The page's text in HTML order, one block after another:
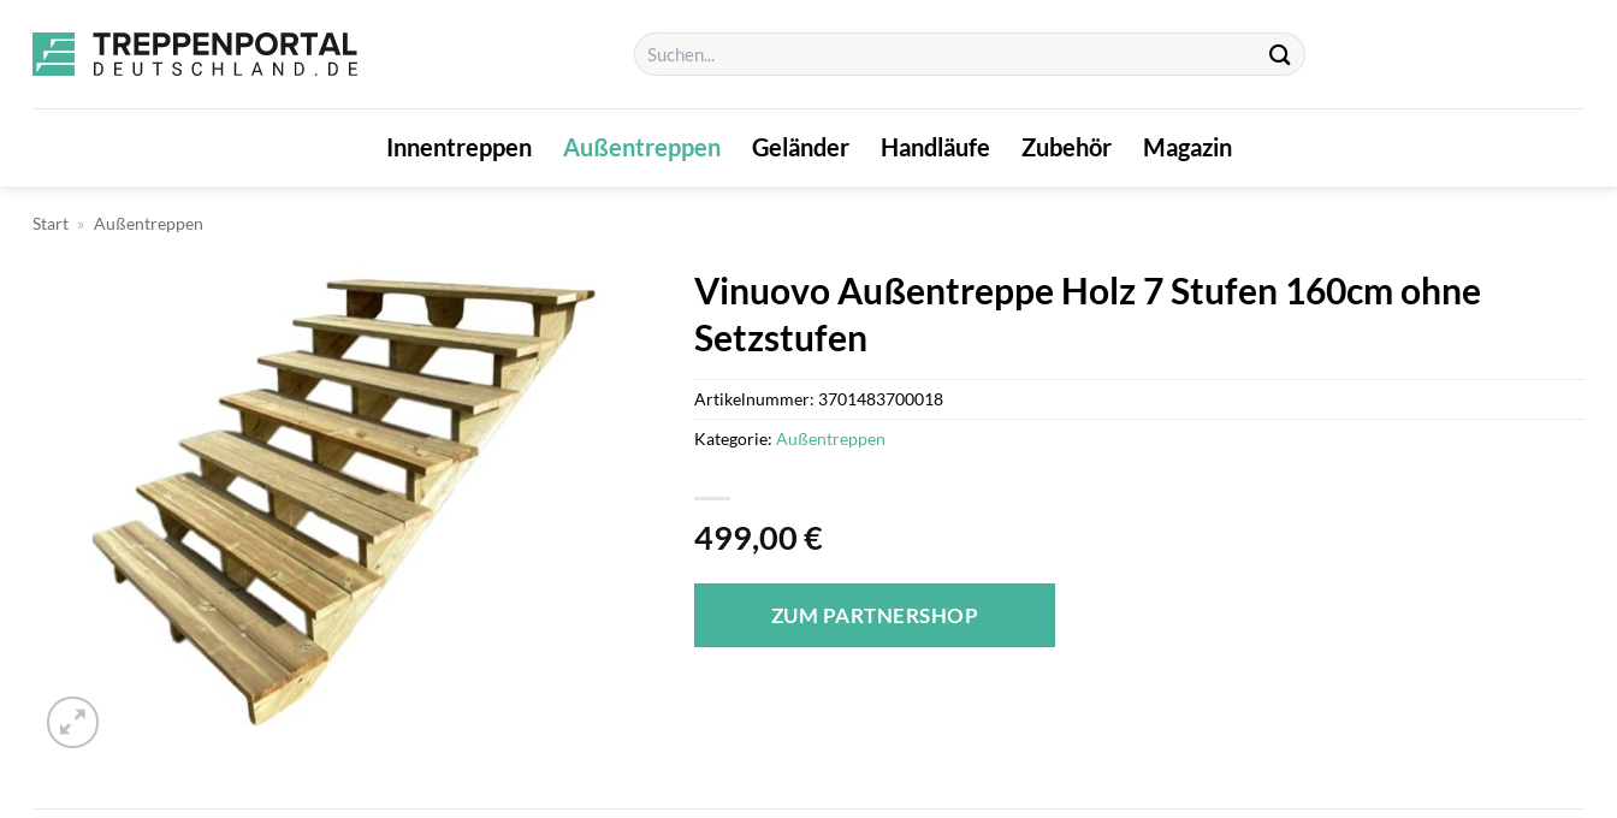
Inhalt
springen
Suchen
nach:
Innentreppen Außentreppen Geländer Handläufe Zubehör Magazin
Start » Außentreppen
Vinuovo Außentreppe Holz 7 Stufen 160cm ohne
Setzstufen
499,00€
ZUM PARTNERSHOP
Artikelnummer: 3701483700018
Kategorie: Außentreppen